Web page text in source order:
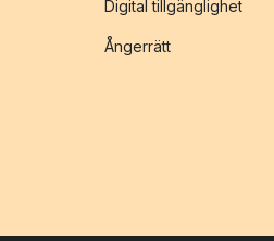
Digital tillgänglighet
Ångerrätt